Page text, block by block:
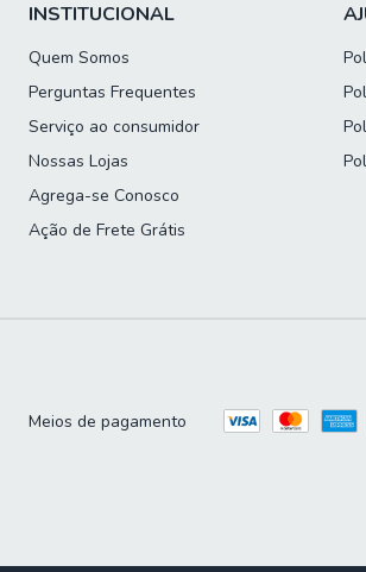
INSTITUCIONAL
Quem Somos
Perguntas Frequentes
Serviço ao consumidor
Nossas Lojas
Agrega-se Conosco
Ação de Frete Grátis
Meios de pagamento